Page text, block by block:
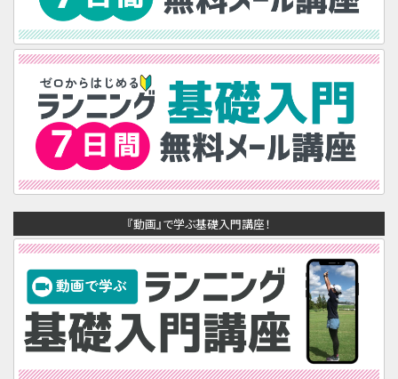
『動画』で学ぶ基礎入門講座！